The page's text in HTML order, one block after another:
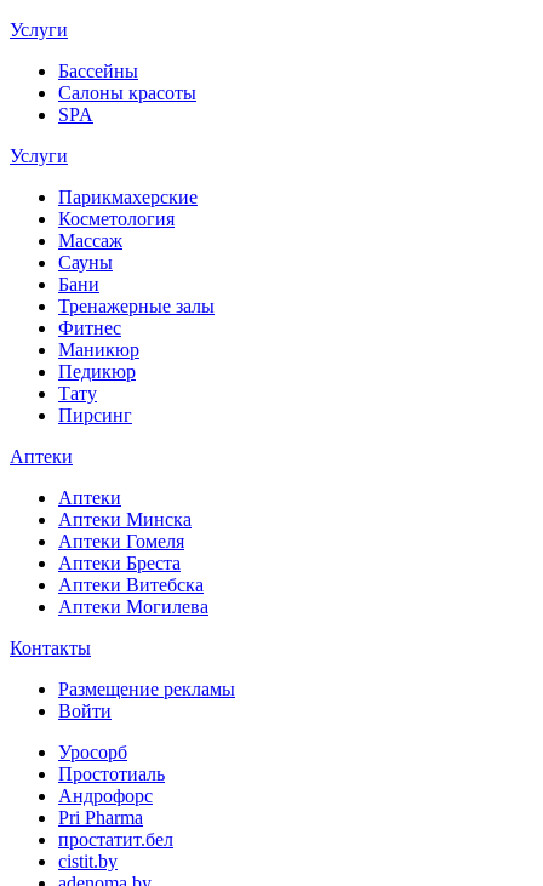
Услуги
Бассейны
Салоны красоты
SPA
Услуги
Парикмахерские
Косметология
Массаж
Сауны
Бани
Тренажерные залы
Фитнес
Маникюр
Педикюр
Тату
Пирсинг
Аптеки
Аптеки
Аптеки Минска
Аптеки Гомеля
Аптеки Бреста
Аптеки Витебска
Аптеки Могилева
Контакты
Размещение рекламы
Войти
Уросорб
Простотиаль
Андрофорс
Pri Pharma
простатит.бел
cistit.by